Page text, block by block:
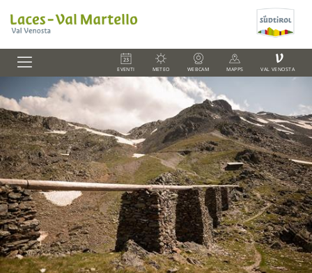
EVENTI METEO WEBCAM MAPPS
V
VAL VENOSTA